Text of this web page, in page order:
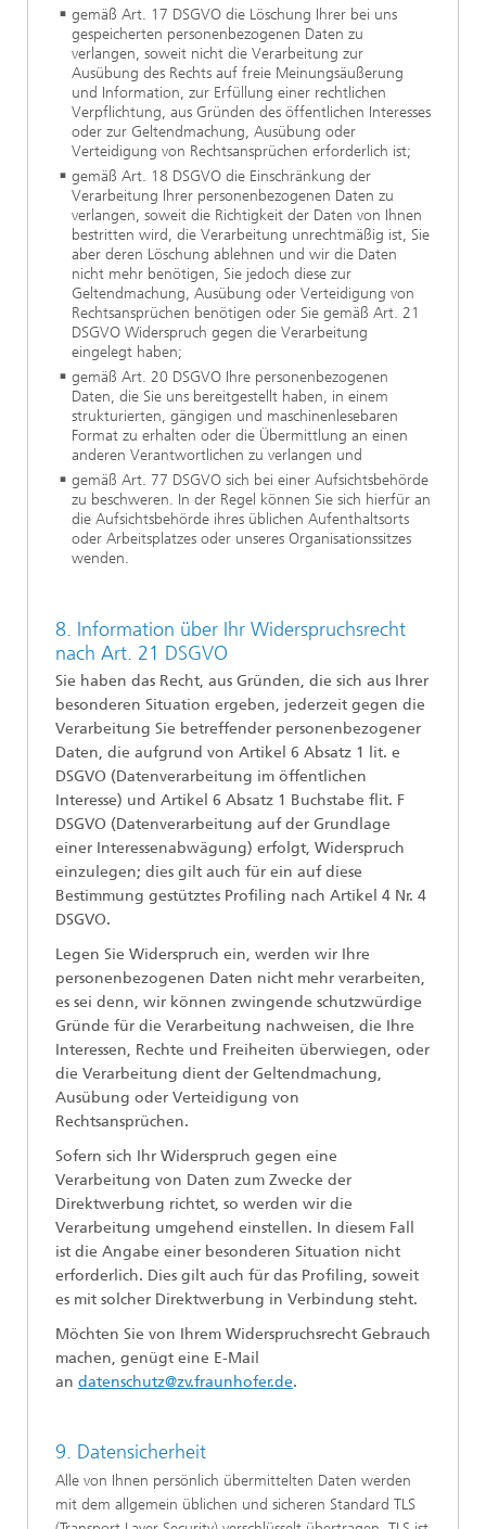
gemäß Art. 17 DSGVO die Löschung Ihrer bei uns
gespeicherten personenbezogenen Daten zu
verlangen, soweit nicht die Verarbeitung zur
Ausübung des Rechts auf freie Meinungsäußerung
und Information, zur Erfüllung einer rechtlichen
Verpflichtung, aus Gründen des öffentlichen Interesses
oder zur Geltendmachung, Ausübung oder
Verteidigung von Rechtsansprüchen erforderlich ist;
gemäß Art. 18 DSGVO die Einschränkung der
Verarbeitung Ihrer personenbezogenen Daten zu
verlangen, soweit die Richtigkeit der Daten von Ihnen
bestritten wird, die Verarbeitung unrechtmäßig ist, Sie
aber deren Löschung ablehnen und wir die Daten
nicht mehr benötigen, Sie jedoch diese zur
Geltendmachung, Ausübung oder Verteidigung von
Rechtsansprüchen benötigen oder Sie gemäß Art. 21
DSGVO Widerspruch gegen die Verarbeitung
eingelegt haben;
gemäß Art. 20 DSGVO Ihre personenbezogenen
Daten, die Sie uns bereitgestellt haben, in einem
strukturierten, gängigen und maschinenlesebaren
Format zu erhalten oder die Übermittlung an einen
anderen Verantwortlichen zu verlangen und
gemäß Art. 77 DSGVO sich bei einer Aufsichtsbehörde
zu beschweren. In der Regel können Sie sich hierfür an
die Aufsichtsbehörde ihres üblichen Aufenthaltsorts
oder Arbeitsplatzes oder unseres Organisationssitzes
wenden.
8. Information über Ihr Widerspruchsrecht
nach Art. 21 DSGVO
Sie haben das Recht, aus Gründen, die sich aus Ihrer
besonderen Situation ergeben, jederzeit gegen die
Verarbeitung Sie betreffender personenbezogener
Daten, die aufgrund von Artikel 6 Absatz 1 lit. e
DSGVO (Datenverarbeitung im öffentlichen
Interesse) und Artikel 6 Absatz 1 Buchstabe flit. F
DSGVO (Datenverarbeitung auf der Grundlage
einer Interessenabwägung) erfolgt, Widerspruch
einzulegen; dies gilt auch für ein auf diese
Bestimmung gestütztes Profiling nach Artikel 4 Nr. 4
DSGVO.
Legen Sie Widerspruch ein, werden wir Ihre
personenbezogenen Daten nicht mehr verarbeiten,
es sei denn, wir können zwingende schutzwürdige
Gründe für die Verarbeitung nachweisen, die Ihre
Interessen, Rechte und Freiheiten überwiegen, oder
die Verarbeitung dient der Geltendmachung,
Ausübung oder Verteidigung von
Rechtsansprüchen.
Sofern sich Ihr Widerspruch gegen eine
Verarbeitung von Daten zum Zwecke der
Direktwerbung richtet, so werden wir die
Verarbeitung umgehend einstellen. In diesem Fall
ist die Angabe einer besonderen Situation nicht
erforderlich. Dies gilt auch für das Profiling, soweit
es mit solcher Direktwerbung in Verbindung steht.
Möchten Sie von Ihrem Widerspruchsrecht Gebrauch
machen, genügt eine E-Mail
an datenschutz@zv.fraunhofer.de.
9. Datensicherheit
Alle von Ihnen persönlich übermittelten Daten werden
mit dem allgemein üblichen und sicheren Standard TLS